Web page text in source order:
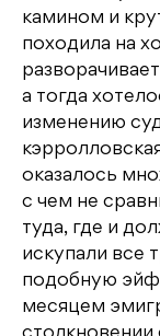
камином и
походила на
а тогда
изменению
оказалось
с чем не
туда, где и
искупали все
подобную
месяцем